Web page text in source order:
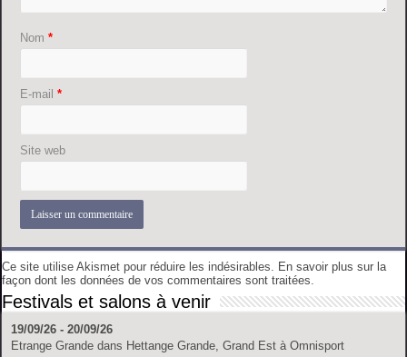
Nom*
E-mail*
Site web
Ce site utilise Akismet pour réduire les indésirables.
En savoir plus sur la
façon dont les données de vos commentaires sont traitées
Festivals et salons à venir
19/09/26 - 20/09/26
Etrange Grande dans Hettange Grande, Grand Est à Omnisport